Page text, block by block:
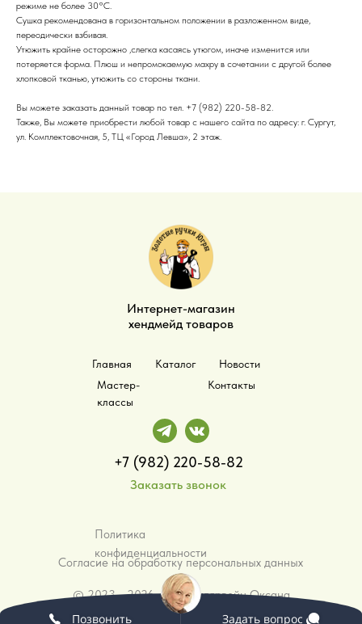
режиме не более 30°C.
Сушка рекомендована в горизонтальном положении в разложенном виде,
переодически взбивая.
Утюжить крайне осторожно ,слегка касаясь утюгом, иначе изменится или
потеряется форма. Плюш и непромокаемую махру в сочетании с другой более
хлопковой тканью, утюжить со стороны ткани.
Вы можете заказать данный товар по тел. +7 (982) 220-58-82.
Также, Вы можете приобрести любой товар с нашего сайта по адресу: г. Сургут,
ул. Комплектовочная, 5, ТЦ «Город Левша», 2 этаж.
Интернет-магазин
хендмейд товаров
Главная Каталог
Новости
Мастер-
классы
Контакты
+7 (982) 220-58-82
©️ 2023 - 2026 - ИП Малярвейн Оксана
Анатольевна
Заказать звонок
Политика
конфиденциальности
Согласие на обработку персональных данных
Позвонить Задать вопрос